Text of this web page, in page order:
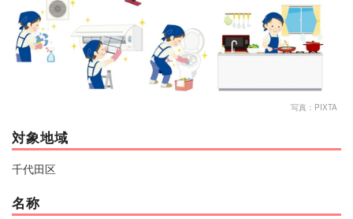
トレンド・イベント
写真：PIXTA
対象地域
千代田区
名称